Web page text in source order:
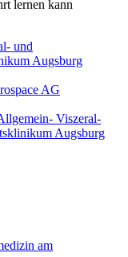
lernen kann
und
Augsburg
AG
Viszeral-
Augsburg
am